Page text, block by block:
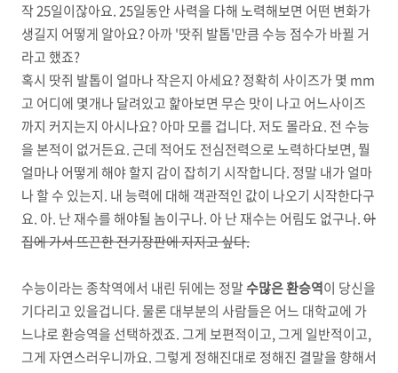
작 25일이잖아요. 25일동안 사력을 다해 노력해보면 어떤 변화가
생길지 어떻게 알아요? 아까 '땃쥐 발톱'만큼 수능 점수가 바뀔 거
라고 했죠?
혹시 땃쥐 발톱이 얼마나 작은지 아세요? 정확히 사이즈가 몇 mm
고 어디에 몇개나 달려있고 핥아보면 무슨 맛이 나고 어느사이즈
까지 커지는지 아시나요? 아마 모를 겁니다. 저도 몰라요. 전 수능
을 본적이 없거든요. 근데 적어도 전심전력으로 노력하다보면, 뭘
얼마나 어떻게 해야 할지 감이 잡히기 시작합니다. 정말 내가 얼마
나 할 수 있는지. 내 능력에 대해 객관적인 값이 나오기 시작한다구
요. 아. 난 재수를 해야될 놈이구나. 아 난 재수는 어림도 없구나.아
집에 가서 뜨끈한 전기장판에 지지고 싶다.
수능이라는 종착역에서 내린 뒤에는 정말수많은 환승역이 당신을
기다리고 있을겁니다. 물론 대부분의 사람들은 어느 대학교에 가
느냐로 환승역을 선택하겠죠. 그게 보편적이고, 그게 일반적이고,
그게 자연스러우니까요. 그렇게 정해진대로 정해진 결말을 향해서